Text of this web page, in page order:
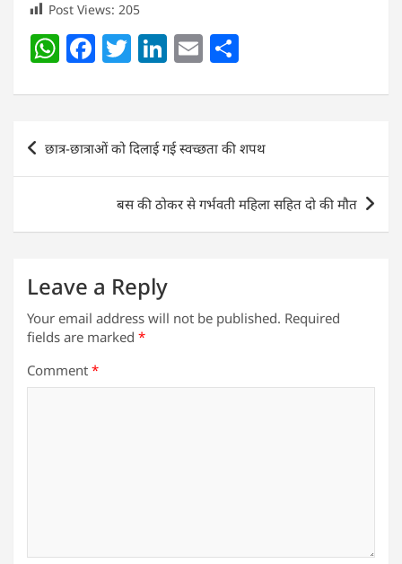
Post Views: 205
W
at
s
A
F
c
e
b
T
itt
er
Li
k
e
dI
n
E
ai
l
ar
e
Post
navigation
छात्र-छात्राओं को दिलाई गई स्वच्छता की शपथ
बस की ठोकर से गर्भवती महिला सहित दो की मौत
Leave a Reply
Your email address will not be published. Required
fields are marked *
Comment *